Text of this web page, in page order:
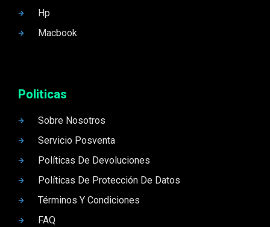
Hp
Macbook
Politicas
Sobre Nosotros
Servicio Posventa
Políticas De Devoluciones
Políticas De Protección De Datos
Términos Y Condiciones
FAQ